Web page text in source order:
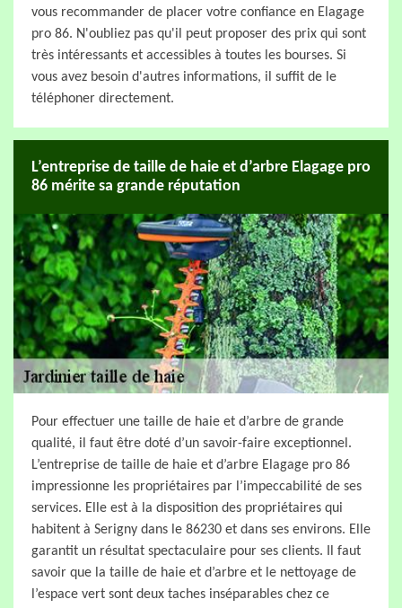
vous recommander de placer votre confiance en Elagage
pro 86. N'oubliez pas qu'il peut proposer des prix qui sont
très intéressants et accessibles à toutes les bourses. Si
vous avez besoin d'autres informations, il suffit de le
téléphoner directement.
L’entreprise de taille de haie et d’arbre Elagage pro
86 mérite sa grande réputation
Pour effectuer une taille de haie et d’arbre de grande
qualité, il faut être doté d’un savoir-faire exceptionnel.
L’entreprise de taille de haie et d’arbre Elagage pro 86
impressionne les propriétaires par l’impeccabilité de ses
services. Elle est à la disposition des propriétaires qui
habitent à Serigny dans le 86230 et dans ses environs. Elle
garantit un résultat spectaculaire pour ses clients. Il faut
savoir que la taille de haie et d’arbre et le nettoyage de
l’espace vert sont deux taches inséparables chez ce